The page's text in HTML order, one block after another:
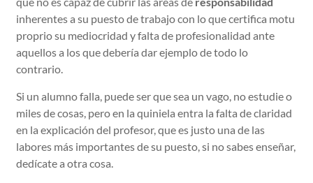
inherentes a su puesto de trabajo con lo que certifica motu
proprio su mediocridad y falta de profesionalidad ante
aquellos a los que debería dar ejemplo de todo lo
contrario.
Si un alumno falla, puede ser que sea un vago, no estudie o
miles de cosas, pero en la quiniela entra la falta de claridad
en la explicación del profesor, que es justo una de las
labores más importantes de su puesto, si no sabes enseñar,
dedícate a otra cosa.